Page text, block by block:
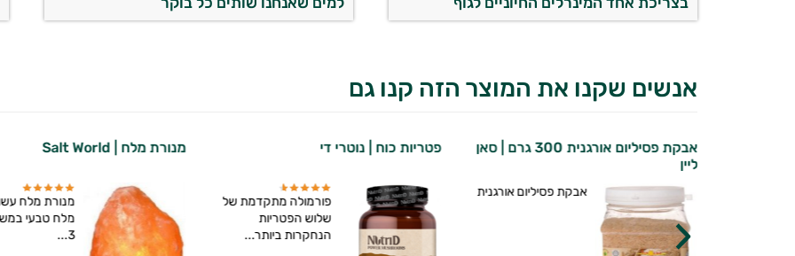
אנשים שקנו את המוצר הזה קנו גם
אבקת פסיליום אורגנית 300 גרם | סאן
ליין
אבקת פסיליום אורגנית
פטריות כוח | נוטרי די
פורמולה מתקדמת של
שלוש הפטריות
הנחקרות ביותר...
מנורת מלח | Salt World
מנורת מלח
3...